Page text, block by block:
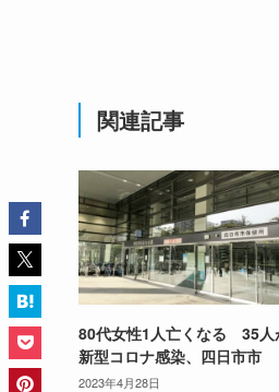
関連記事
80代女性1人亡くなる 35人
新型コロナ感染、四日市市
2023年4月28日